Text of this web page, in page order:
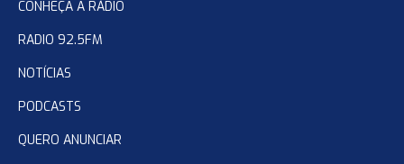
CONHEÇA A RÁDIO
RADIO 92.5FM
NOTÍCIAS
PODCASTS
QUERO ANUNCIAR